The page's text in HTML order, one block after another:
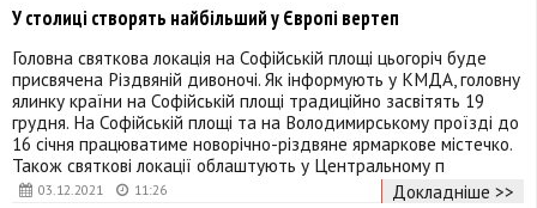
03.12.2021 11:26
У столиці створять найбільший у Європі вертеп
Головна святкова локація на Софійській площі цьогоріч буде
присвячена Різдвяній дивоночі. Як інформують у КМДА, головну
ялинку країни на Софійській площі традиційно засвітять 19
грудня. На Софійській площі та на Володимирському проїзді до
16 січня працюватиме новорічно-різдвяне ярмаркове містечко.
Також святкові локації облаштують у Центральному п
Докладніше >>